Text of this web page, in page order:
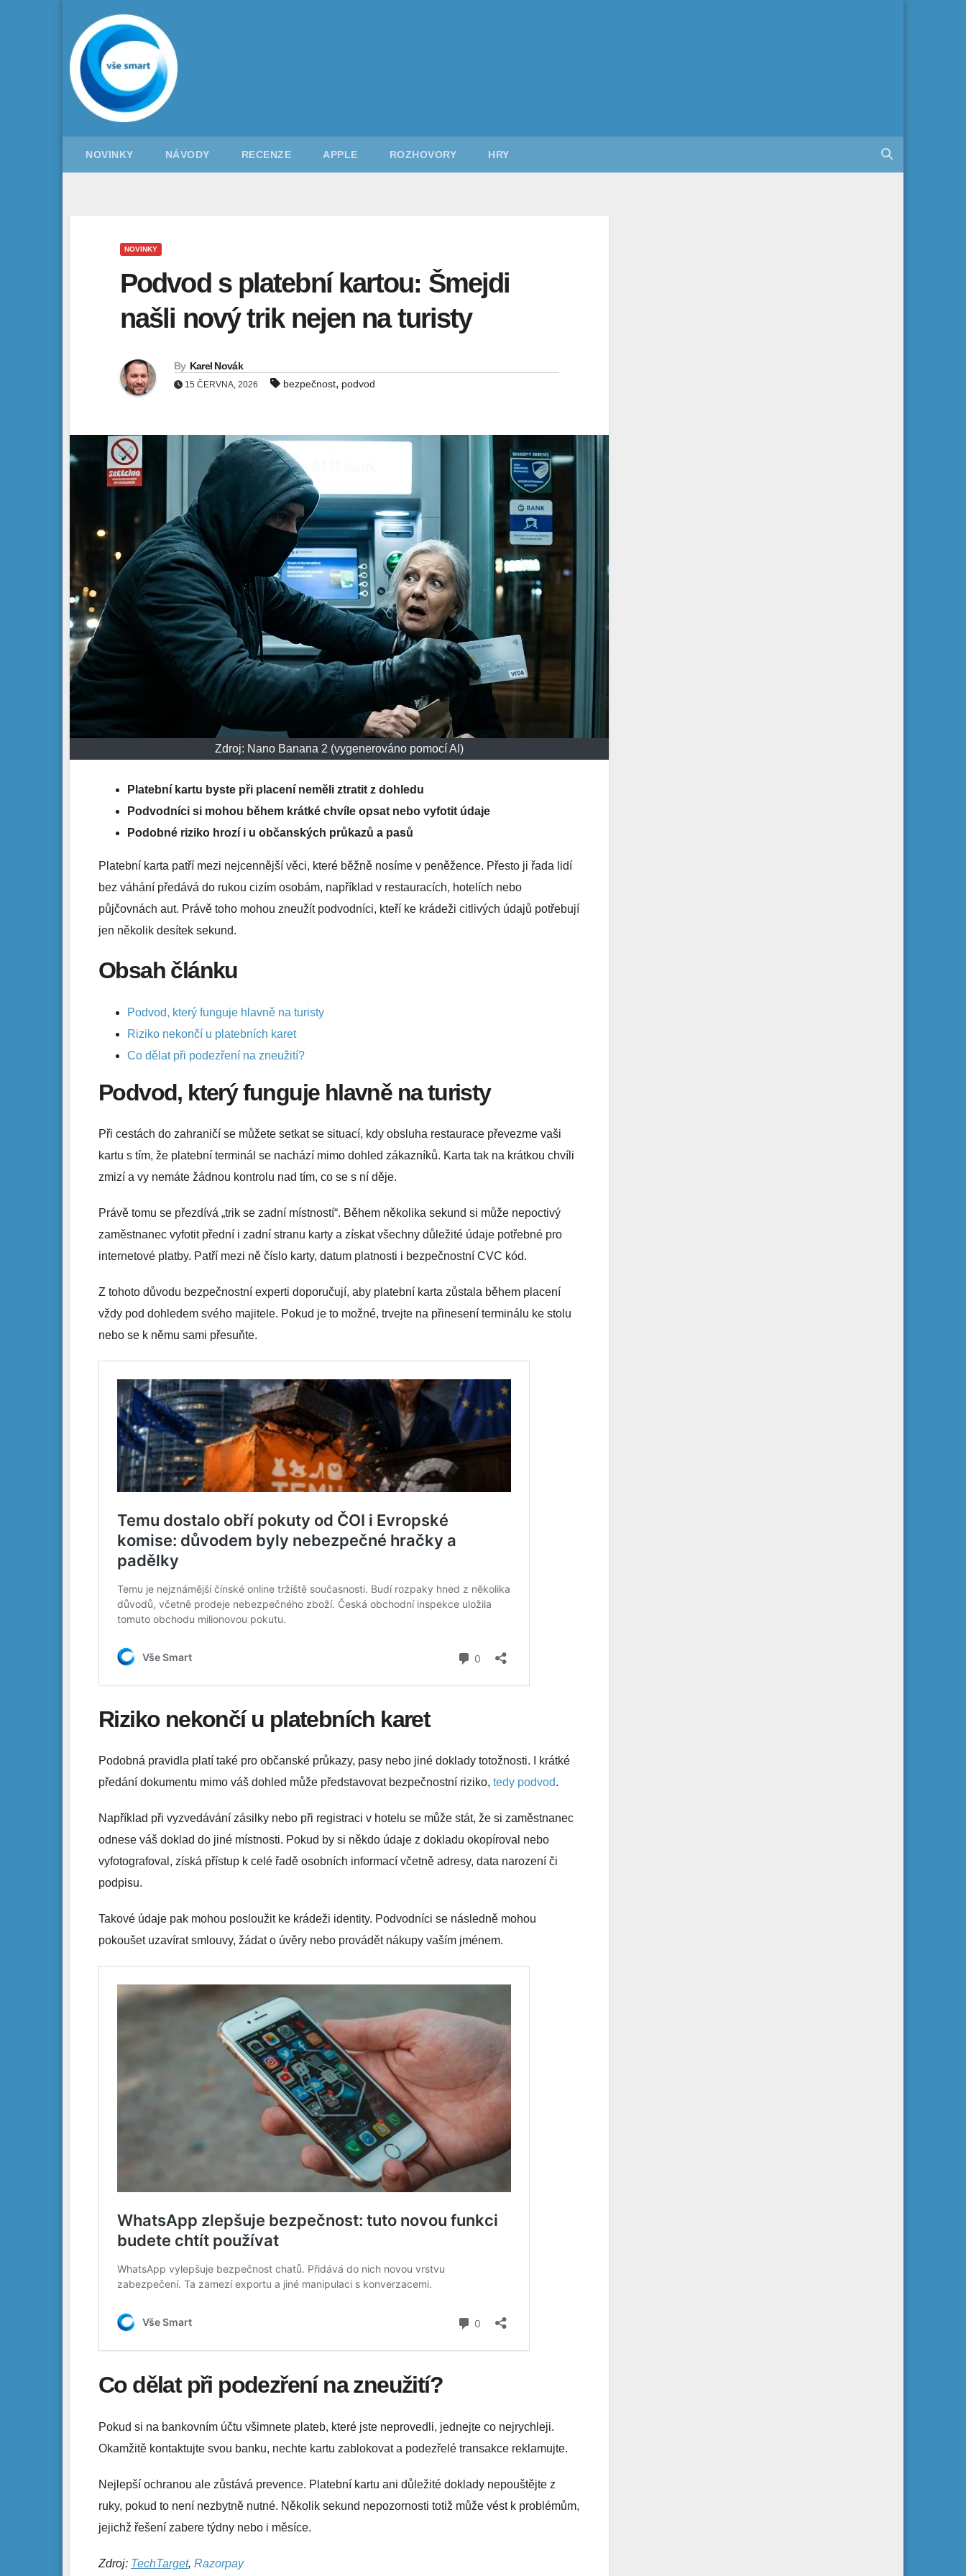
content
NOVINKY NÁVODY RECENZE APPLE ROZHOVORY HRY
NOVINKY
Podvod s platební kartou: Šmejdi
našli nový trik nejen na turisty
By Karel Novák
15 ČERVNA, 2026 bezpečnost, podvod
Zdroj: Nano Banana 2 (vygenerováno pomocí AI)
Platební kartu byste při placení neměli ztratit z dohledu
Podvodníci si mohou během krátké chvíle opsat nebo vyfotit údaje
Podobné riziko hrozí i u občanských průkazů a pasů
Platební karta patří mezi nejcennější věci, které běžně nosíme v peněžence. Přesto ji řada lidí
bez váhání předává do rukou cizím osobám, například v restauracích, hotelích nebo
půjčovnách aut. Právě toho mohou zneužít podvodníci, kteří ke krádeži citlivých údajů potřebují
jen několik desítek sekund.
Obsah článku
Podvod, který funguje hlavně na turisty
Riziko nekončí u platebních karet
Co dělat při podezření na zneužití?
Podvod, který funguje hlavně na turisty
Při cestách do zahraničí se můžete setkat se situací, kdy obsluha restaurace převezme vaši
kartu s tím, že platební terminál se nachází mimo dohled zákazníků. Karta tak na krátkou chvíli
zmizí a vy nemáte žádnou kontrolu nad tím, co se s ní děje.
Právě tomu se přezdívá „trik se zadní místností“. Během několika sekund si může nepoctivý
zaměstnanec vyfotit přední i zadní stranu karty a získat všechny důležité údaje potřebné pro
internetové platby. Patří mezi ně číslo karty, datum platnosti i bezpečnostní CVC kód.
Z tohoto důvodu bezpečnostní experti doporučují, aby platební karta zůstala během placení
vždy pod dohledem svého majitele. Pokud je to možné, trvejte na přinesení terminálu ke stolu
nebo se k němu sami přesuňte.
Riziko nekončí u platebních karet
Podobná pravidla platí také pro občanské průkazy, pasy nebo jiné doklady totožnosti. I krátké
předání dokumentu mimo váš dohled může představovat bezpečnostní riziko, tedy podvod.
Například při vyzvedávání zásilky nebo při registraci v hotelu se může stát, že si zaměstnanec
odnese váš doklad do jiné místnosti. Pokud by si někdo údaje z dokladu okopíroval nebo
vyfotografoval, získá přístup k celé řadě osobních informací včetně adresy, data narození či
podpisu.
Takové údaje pak mohou posloužit ke krádeži identity. Podvodníci se následně mohou
pokoušet uzavírat smlouvy, žádat o úvěry nebo provádět nákupy vaším jménem.
Co dělat při podezření na zneužití?
Pokud si na bankovním účtu všimnete plateb, které jste neprovedli, jednejte co nejrychleji.
Okamžitě kontaktujte svou banku, nechte kartu zablokovat a podezřelé transakce reklamujte.
Nejlepší ochranou ale zůstává prevence. Platební kartu ani důležité doklady nepouštějte z
ruky, pokud to není nezbytně nutné. Několik sekund nepozornosti totiž může vést k problémům,
jejichž řešení zabere týdny nebo i měsíce.
Zdroj: TechTarget, Razorpay